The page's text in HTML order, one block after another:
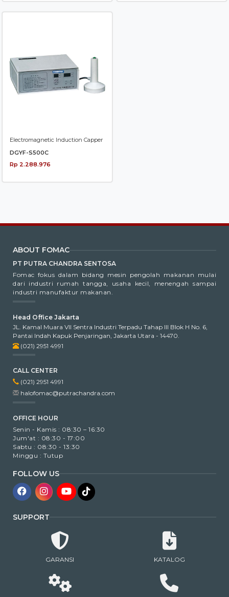
Electromagnetic Induction Capper
DGYF-S500C
Rp 2.288.976
ABOUT FOMAC
PT PUTRA CHANDRA SENTOSA
Fomac fokus dalam bidang mesin pengolah makanan mulai
dari industri rumah tangga, usaha kecil, menengah sampai
industri manufaktur makanan.
Head Office Jakarta
JL. Kamal Muara VII Sentra Industri Terpadu Tahap III Blok H No. 6,
Pantai Indah Kapuk Penjaringan, Jakarta Utara - 14470.
(021) 2951 4991
CALL CENTER
(021) 2951 4991
halofomac@putrachandra.com
OFFICE HOUR
Senin - Kamis : 08:30 – 16:30
Jum'at : 08:30 - 17:00
Sabtu : 08:30 - 13:30
Minggu : Tutup
FOLLOW US
SUPPORT
GARANSI KATALOG